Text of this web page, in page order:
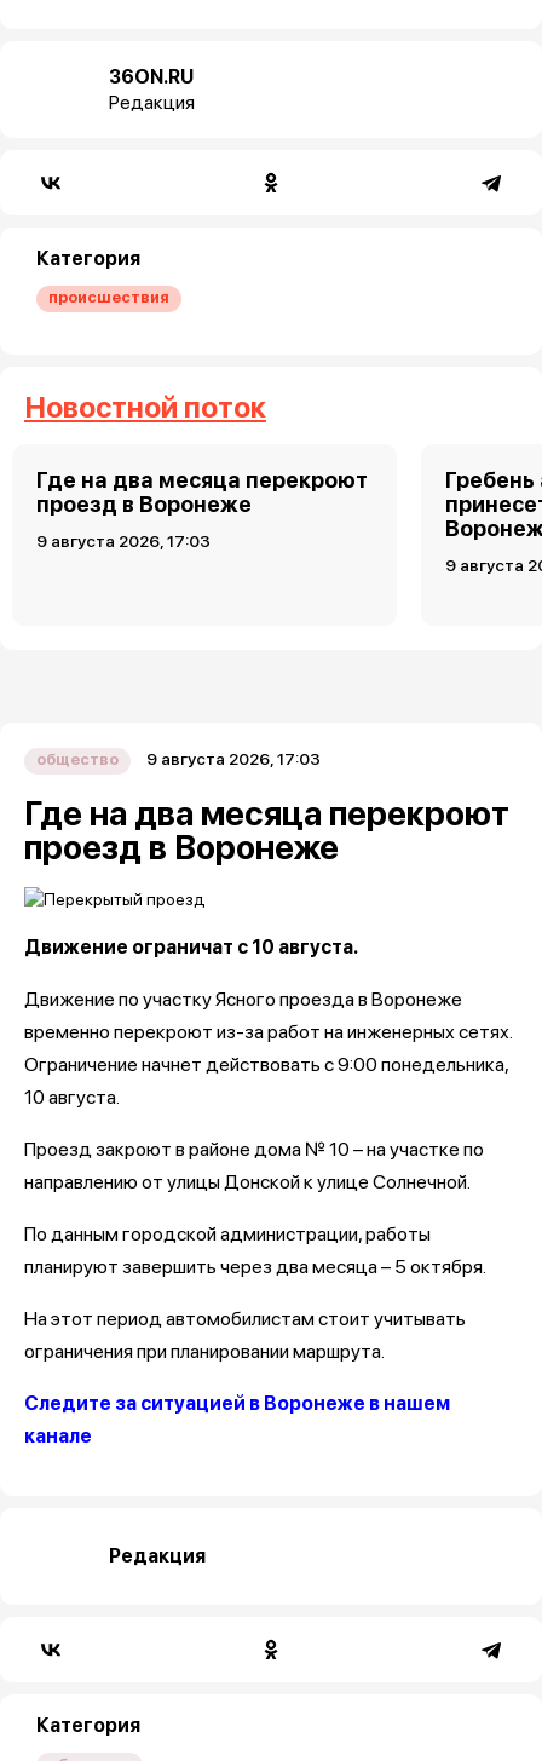
36ON.RU
Редакция
Категория
происшествия
Новостной поток
Где на два месяца перекроют
проезд в Воронеже
9 августа 2026, 17:03
9 августа
общество 9 августа 2026, 17:03
Где на два месяца перекроют
проезд в Воронеже
Движение ограничат с 10 августа.
Движение по участку Ясного проезда в Воронеже
временно перекроют из-за работ на инженерных сетях.
Ограничение начнет действовать с 9:00 понедельника,
10 августа.
Проезд закроют в районе дома № 10 – на участке по
направлению от улицы Донской к улице Солнечной.
По данным городской администрации, работы
планируют завершить через два месяца – 5 октября.
На этот период автомобилистам стоит учитывать
ограничения при планировании маршрута.
Следите за ситуацией в Воронеже в нашем
канале
Редакция
Категория